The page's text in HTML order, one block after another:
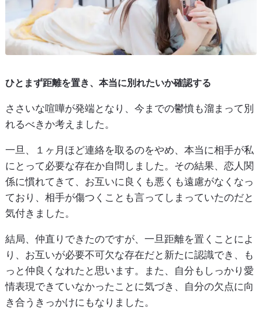
ひとまず距離を置き、本当に別れたいか確認する
ささいな喧嘩が発端となり、今までの鬱憤も溜まって別
れるべきか考えました。
一旦、１ヶ月ほど連絡を取るのをやめ、本当に相手が私
にとって必要な存在か自問しました。その結果、恋人関
係に慣れてきて、お互いに良くも悪くも遠慮がなくなっ
ており、相手が傷つくことも言ってしまっていたのだと
気付きました。
結局、仲直りできたのですが、一旦距離を置くことによ
り、お互いが必要不可欠な存在だと新たに認識でき、も
っと仲良くなれたと思います。また、自分もしっかり愛
情表現できていなかったことに気づき、自分の欠点に向
き合うきっかけにもなりました。